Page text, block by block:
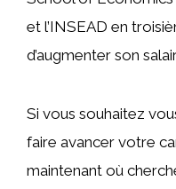
et l’INSEAD en
d’augmenter son
Si vous souhaitez
faire avancer votre
maintenant où